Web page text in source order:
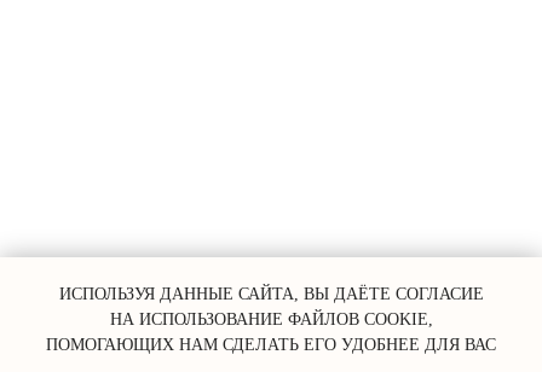
ИСПОЛЬЗУЯ ДАННЫЕ САЙТА, ВЫ ДАЁТЕ СОГЛАСИЕ
НА ИСПОЛЬЗОВАНИЕ ФАЙЛОВ COOKIE,
ПОМОГАЮЩИХ НАМ СДЕЛАТЬ ЕГО УДОБНЕЕ ДЛЯ ВАС